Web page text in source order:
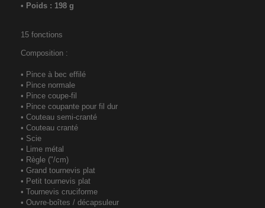
• Poids : 198 g
15 fonctions
Composition :
• Pince à bec effilé
• Pince normale
• Pince coupe-fil
• Pince coupante pour fil dur
• Couteau semi-cranté
• Couteau cranté
• Scie
• Lime métal
• Règle ("/cm)
• Grand tournevis plat
• Petit tournevis plat
• Tournevis cruciforme
• Ouvre-boîtes / décapsuleur